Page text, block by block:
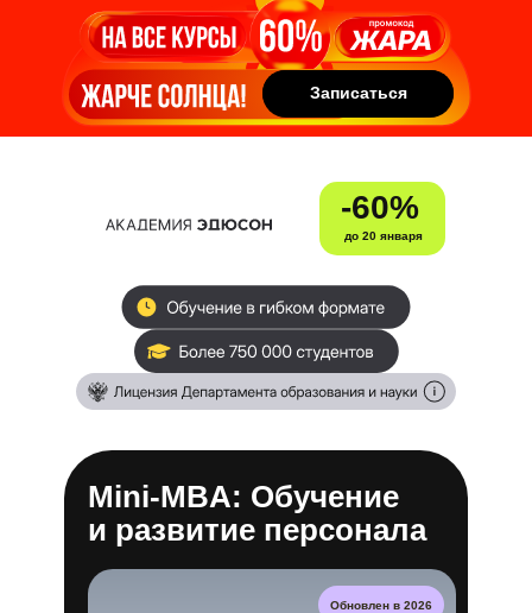
Записаться
Записаться
Mini-MBA: Обучение
и развитие персонала
Обновлен в 2026
-60%
до 20 января